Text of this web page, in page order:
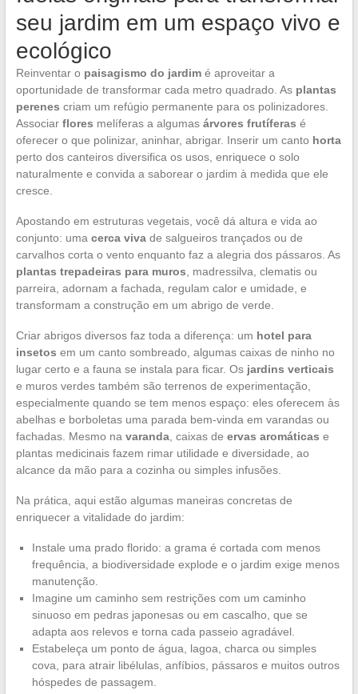
seu jardim em um espaço vivo e
ecológico
Reinventar o paisagismo do jardimé aproveitar a
oportunidade de transformar cada metro quadrado. As plantas
perenes criam um refúgio permanente para os polinizadores.
Associar flores melíferas a algumas árvores frutíferas é
oferecer o que polinizar, aninhar, abrigar. Inserir um canto horta
perto dos canteiros diversifica os usos, enriquece o solo
naturalmente e convida a saborear o jardim à medida que ele
cresce.
Apostando em estruturas vegetais, você dá altura e vida ao
conjunto: uma cerca vivade salgueiros trançados ou de
carvalhos corta o vento enquanto faz a alegria dos pássaros. As
plantas trepadeiras para muros , madressilva, clematis ou
parreira, adornam a fachada, regulam calor e umidade, e
transformam a construção em um abrigo de verde.
Criar abrigos diversos faz toda a diferença: um hotel para
insetos em um canto sombreado, algumas caixas de ninho no
lugar certo e a fauna se instala para ficar. Os jardins verticais
e muros verdes também são terrenos de experimentação,
especialmente quando se tem menos espaço: eles oferecem às
abelhas e borboletas uma parada bem-vinda em varandas ou
fachadas. Mesmo na varanda, caixas de ervas aromáticas e
plantas medicinais fazem rimar utilidade e diversidade, ao
alcance da mão para a cozinha ou simples infusões.
Na prática, aqui estão algumas maneiras concretas de
enriquecer a vitalidade do jardim:
Instale uma prado florido: a grama é cortada com menos
frequência, a biodiversidade explode e o jardim exige menos
manutenção.
Imagine um caminho sem restrições com um caminho
sinuoso em pedras japonesas ou em cascalho, que se
adapta aos relevos e torna cada passeio agradável.
Estabeleça um ponto de água, lagoa, charca ou simples
cova, para atrair libélulas, anfíbios, pássaros e muitos outros
hóspedes de passagem.